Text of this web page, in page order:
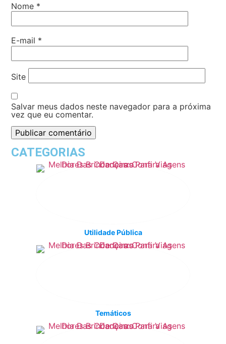
Nome *
E-mail *
Site
Salvar meus dados neste navegador para a próxima
vez que eu comentar.
CATEGORIAS
Utilidade Pública
Temáticos